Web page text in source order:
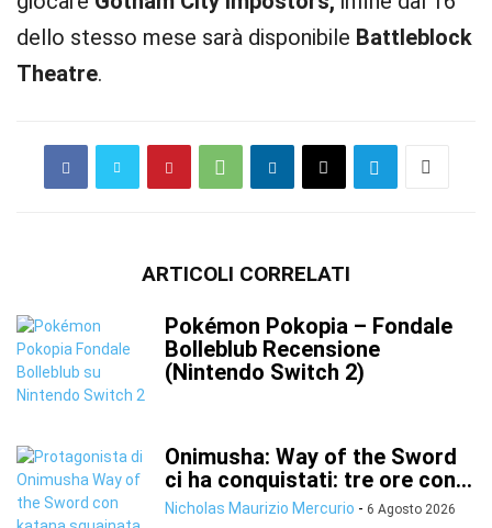
dello stesso mese sarà disponibile Battleblock
Theatre.
ARTICOLI CORRELATI
Pokémon Pokopia – Fondale
Bolleblub Recensione
(Nintendo Switch 2)
Onimusha: Way of the Sword
ci ha conquistati: tre ore con...
Nicholas Maurizio Mercurio - 6 Agosto 2026